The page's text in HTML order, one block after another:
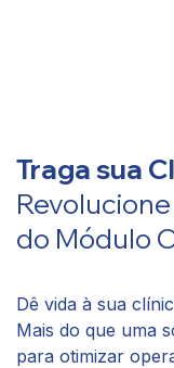
Traga sua
do Módulo
Dê vida à sua
Mais do que uma
para otimizar